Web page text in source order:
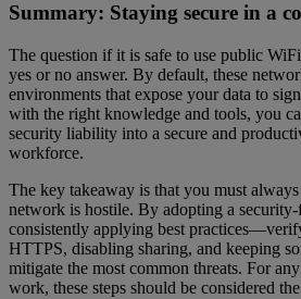
Summary: Staying secure in a
The question if it is safe to use public
yes or no answer. By default, these
environments that expose your data to
with the right knowledge and tools, you
security liability into a secure and
workforce.
The key takeaway is that you must
network is hostile. By adopting a security-
consistently applying best
HTTPS, disabling sharing, and keeping
mitigate the most common threats. For
work, these steps should be considered